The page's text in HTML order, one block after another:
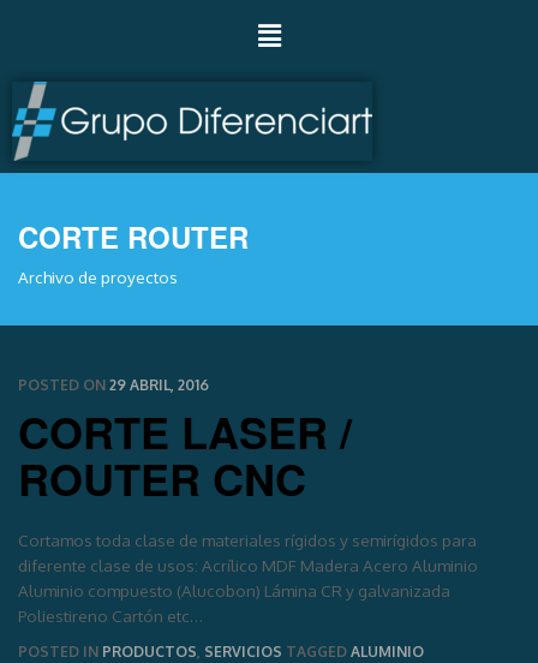
CORTE ROUTER
Archivo de proyectos
POSTED ON 29 ABRIL, 2016
CORTE LASER /
ROUTER CNC
Cortamos toda clase de materiales rígidos y semirígidos para
diferente clase de usos: Acrílico MDF Madera Acero Aluminio
Aluminio compuesto (Alucobon) Lámina CR y galvanizada
Poliestireno Cartón etc…
POSTED IN PRODUCTOS SERVICIOS TAGGED ALUMINIO